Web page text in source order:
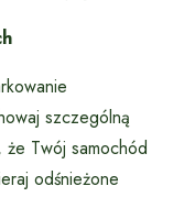
szczególną
Twój samochód
odśnieżone